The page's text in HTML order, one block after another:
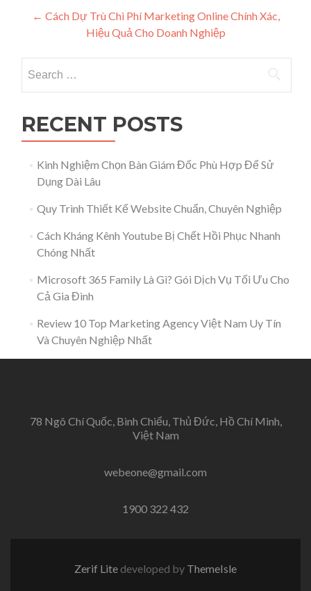
Post navigation
← Cách Dự Trù Chi Phí Marketing Online Chính Xác,
Hiệu Quả Cho Doanh Nghiệp
RECENT POSTS
Kinh Nghiệm Chọn Bàn Giám Đốc Phù Hợp Để Sử
Dụng Dài Lâu
Quy Trình Thiết Kế Website Chuẩn, Chuyên Nghiệp
Cách Kháng Kênh Youtube Bị Chết Hồi Phục Nhanh
Chóng Nhất
Microsoft 365 Family Là Gì? Gói Dịch Vụ Tối Ưu Cho
Cả Gia Đình
Review 10 Top Marketing Agency Việt Nam Uy Tín
Và Chuyên Nghiệp Nhất
78 Ngô Chí Quốc, Bình Chiểu, Thủ Đức, Hồ Chí Minh,
Việt Nam
webeone@gmail.com
1900 322 432
Zerif Lite developed by ThemeIsle